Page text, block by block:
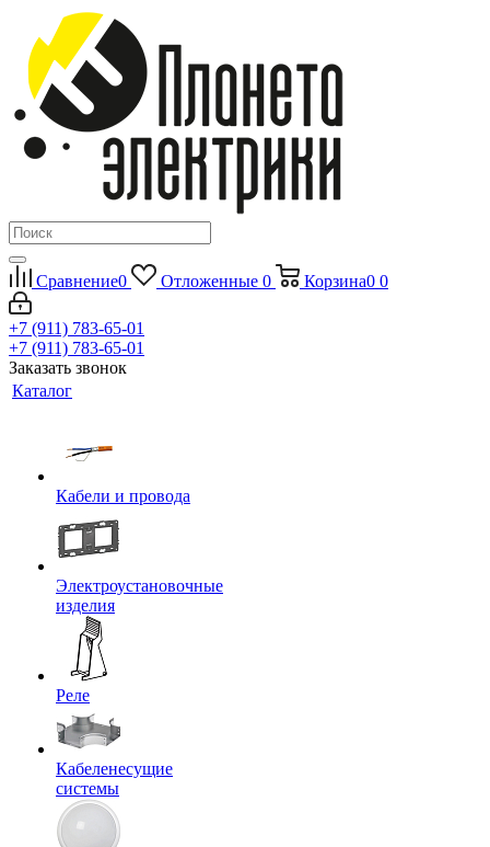
Сравнение0 Отложенные 0 Корзина0 0
+7 (911) 783-65-01
+7 (911) 783-65-01
Заказать звонок
Каталог
Кабели и провода
Электроустановочные
изделия
Реле
Кабеленесущие
системы